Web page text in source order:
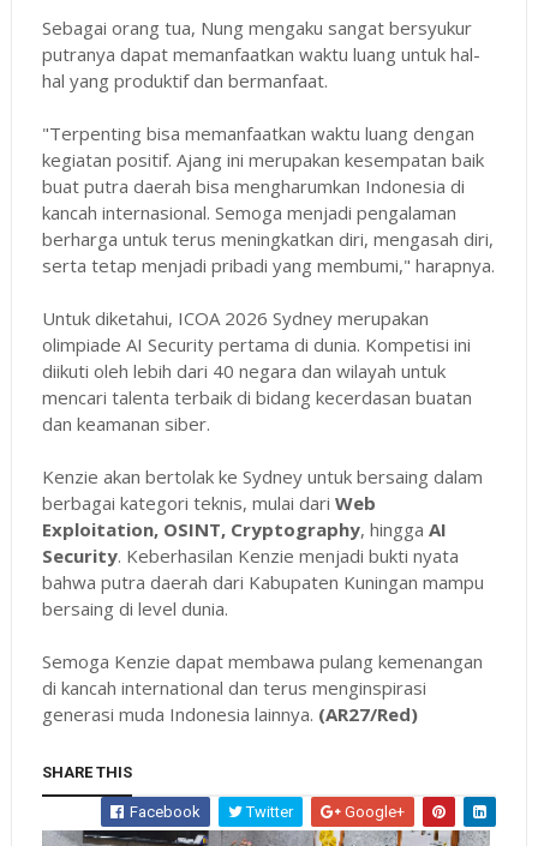
Sebagai orang tua, Nung mengaku sangat bersyukur
putranya dapat memanfaatkan waktu luang untuk hal-
hal yang produktif dan bermanfaat.
"Terpenting bisa memanfaatkan waktu luang dengan
kegiatan positif. Ajang ini merupakan kesempatan baik
buat putra daerah bisa mengharumkan Indonesia di
kancah internasional. Semoga menjadi pengalaman
berharga untuk terus meningkatkan diri, mengasah diri,
serta tetap menjadi pribadi yang membumi," harapnya.
Untuk diketahui, ICOA 2026 Sydney merupakan
olimpiade AI Security pertama di dunia. Kompetisi ini
diikuti oleh lebih dari 40 negara dan wilayah untuk
mencari talenta terbaik di bidang kecerdasan buatan
dan keamanan siber.
Kenzie akan bertolak ke Sydney untuk bersaing dalam
berbagai kategori teknis, mulai dari Web
Exploitation, OSINT, Cryptography, hingga AI
Security. Keberhasilan Kenzie menjadi bukti nyata
bahwa putra daerah dari Kabupaten Kuningan mampu
bersaing di level dunia.
Semoga Kenzie dapat membawa pulang kemenangan
di kancah international dan terus menginspirasi
generasi muda Indonesia lainnya. (AR27/Red)
SHARE THIS
Facebook Twitter Google+